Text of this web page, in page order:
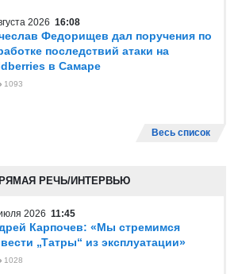
2026 16:08
Федорищев дал поручения по
последствий атаки на
в Самаре
1093
Весь список
РЕЧЬ/ИНТЕРВЬЮ
2026 11:45
Карпочев: «Мы стремимся
„Татры“ из эксплуатации»
1028